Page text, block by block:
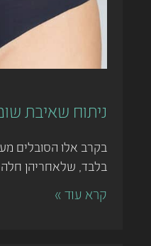
ניתוח שאיבת
בקרב אלו הסובלים
בלבד, שלאחריהן
קרא עוד »